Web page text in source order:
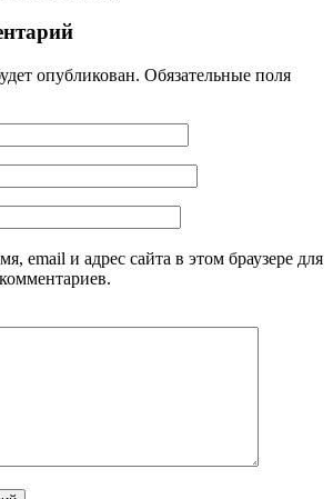
опубликован. Обязательные поля
email и адрес сайта в этом браузере для